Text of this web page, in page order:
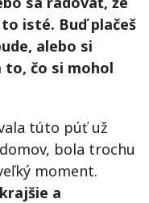
isté. Buď plačeš
alebo si
to, čo si mohol
túto púť už
bola trochu
moment.
a